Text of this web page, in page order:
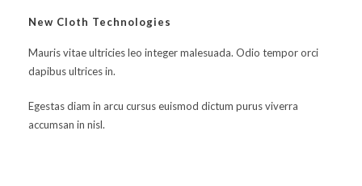
New Cloth Technologies
Mauris vitae ultricies leo integer malesuada. Odio tempor orci
dapibus ultrices in.
Egestas diam in arcu cursus euismod dictum purus viverra
accumsan in nisl.